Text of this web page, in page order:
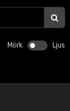
Mörk Ljus